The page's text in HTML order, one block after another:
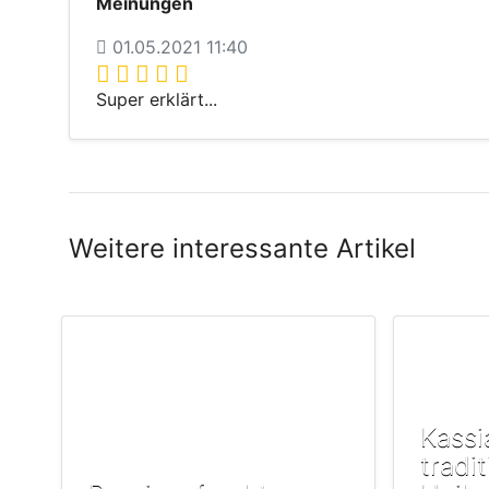
01.05.2021 11:40
Super erklärt...
Weitere interessante Artikel